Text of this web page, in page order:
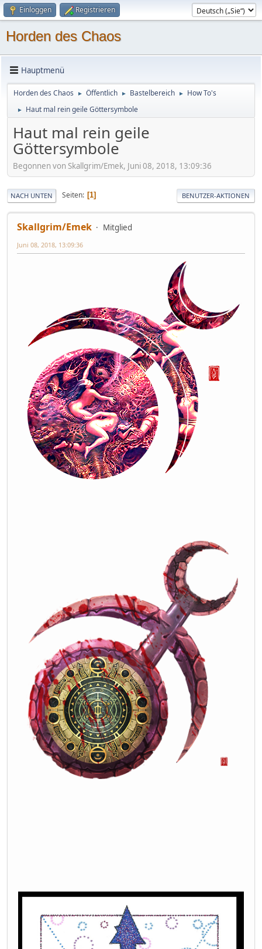
Einloggen Registrieren
Horden des Chaos
Hauptmenü
Horden des Chaos ► Öffentlich ► Bastelbereich ► How To's
► Haut mal rein geile Göttersymbole
Haut mal rein geile
Göttersymbole
Begonnen von Skallgrim/Emek, Juni 08, 2018, 13:09:36
NACH UNTEN Seiten 1 BENUTZER-AKTIONEN
Skallgrim/Emek Mitglied
Juni 08, 2018, 13:09:36